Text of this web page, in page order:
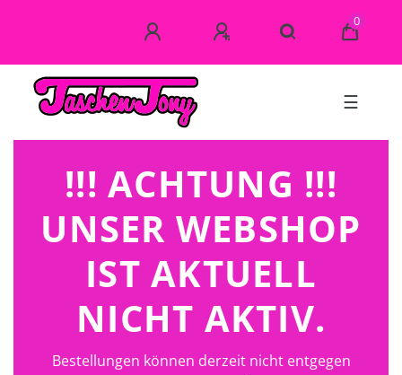
0
☰
!!! ACHTUNG !!!
UNSER WEBSHOP
IST AKTUELL
NICHT AKTIV.
Bestellungen können derzeit nicht entgegen